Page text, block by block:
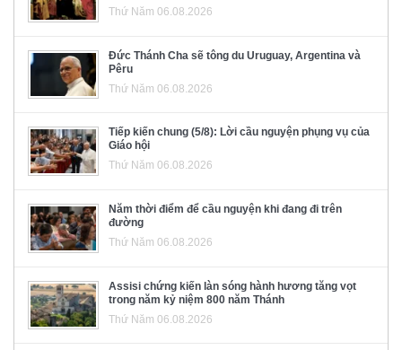
Thứ Năm 06.08.2026
Đức Thánh Cha sẽ tông du Uruguay, Argentina và
Pêru
Thứ Năm 06.08.2026
Tiếp kiến chung (5/8): Lời cầu nguyện phụng vụ của
Giáo hội
Thứ Năm 06.08.2026
Năm thời điểm để cầu nguyện khi đang đi trên
đường
Thứ Năm 06.08.2026
Assisi chứng kiến làn sóng hành hương tăng vọt
trong năm kỷ niệm 800 năm Thánh
Thứ Năm 06.08.2026